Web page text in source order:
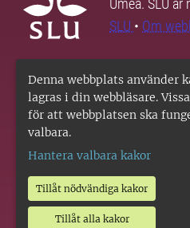
Denna webbplats använder
lagras i din webbläsare.
för att webbplatsen ska
valbara.
Hantera valbara kakor
Tillåt nödvändiga kakor
Tillåt alla kakor
Umeå. SLU
SLU • Om